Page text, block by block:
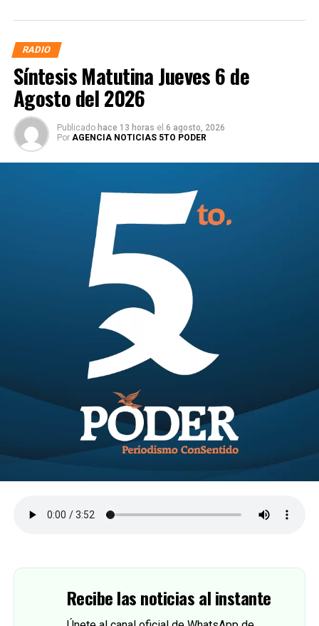
RADIO
Síntesis Matutina Jueves 6 de
Agosto del 2026
Publicado hace 13 horas el 6 agosto, 2026
Por AGENCIA NOTICIAS 5TO PODER
Recibe las noticias al instante